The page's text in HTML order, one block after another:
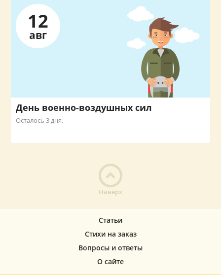
12
авг
День военно-воздушных сил
Осталось 3 дня.
Наверх
Статьи
Стихи на заказ
Вопросы и ответы
О сайте